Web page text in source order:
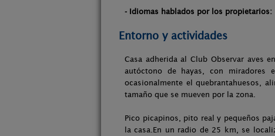
- Idiomas hablados por los propietarios:
Entorno y actividades
Casa adherida al Club Observar aves
autóctono de hayas, con miradores
ocasionalmente el quebrantahuesos,
tamaño que se mueven por la zona.
Pico picapinos, pito real y pequeños
la casa.En un radio de 25 km, se